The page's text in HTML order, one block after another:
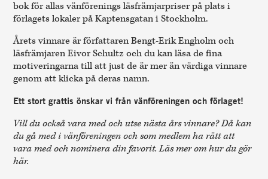
bok för allas vänförenings läsfrämjarpriser på plats i
förlagets lokaler på Kaptensgatan i Stockholm.
Årets vinnare är författarenBengt-Erik Engholmoch
läsfrämjarenEivor Schultzoch du kan läsa de fina
motiveringarna till att just de är mer än värdiga vinnare
genom att klicka på deras namn.
Ett stort grattis önskar vi från vänföreningen och förlaget!
Vill du också vara med och utse nästa års vinnare? Då kan
du gå med i vänföreningen och som medlem ha rätt att
vara med och nominera din favorit.Läs mer om hur du gör
här.